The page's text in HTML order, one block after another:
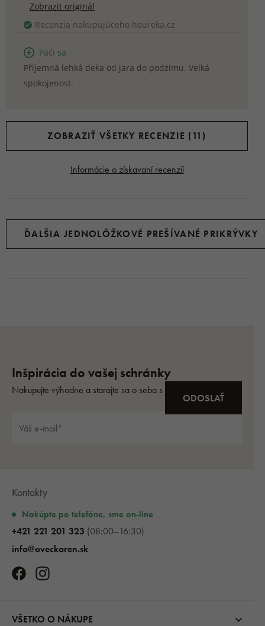
Zobrazit originál
Recenzia nakupujúceho heureka.cz
Páči sa
Příjemná lehká deka od jara do podzimu. Velká
spokojenost.
ZOBRAZIŤ VŠETKY RECENZIE (11)
Informácie o získavaní recenzií
ĎALŠIA JEDNOLÔŽKOVÉ PREŠÍVANÉ PRIKRÝVKY
Kontakty
Nakúpte po telefóne, sme on-line
+421 221 201 323 (08:00–16:30)
info@oveckaren.sk
VŠETKO O NÁKUPE